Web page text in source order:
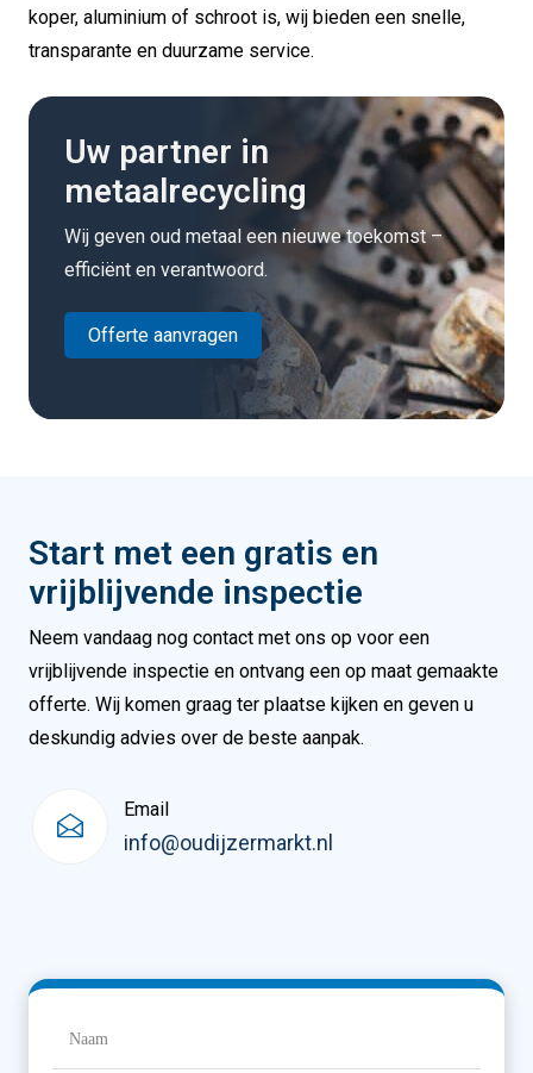
koper, aluminium of schroot is, wij bieden een snelle,
transparante en duurzame service.
Uw partner in
metaalrecycling
Wij geven oud metaal een nieuwe toekomst –
efficiënt en verantwoord.
Offerte aanvragen
Start met een gratis en
vrijblijvende inspectie
Neem vandaag nog contact met ons op voor een
vrijblijvende inspectie en ontvang een op maat gemaakte
offerte. Wij komen graag ter plaatse kijken en geven u
deskundig advies over de beste aanpak.
Email
info@oudijzermarkt.nl